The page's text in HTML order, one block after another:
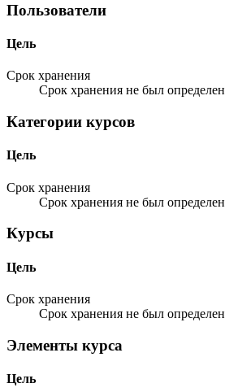
Пользователи
Цель
Срок хранения
Срок хранения не был определен
Категории курсов
Цель
Срок хранения
Срок хранения не был определен
Курсы
Цель
Срок хранения
Срок хранения не был определен
Элементы курса
Цель